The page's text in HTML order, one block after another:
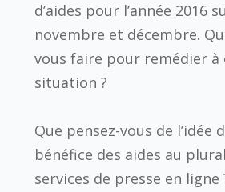
d’aides pour l’année 2016
novembre et décembre.
vous faire pour remédier à
situation ?
Que pensez-vous de l’idée
bénéfice des aides au
services de presse en ligne